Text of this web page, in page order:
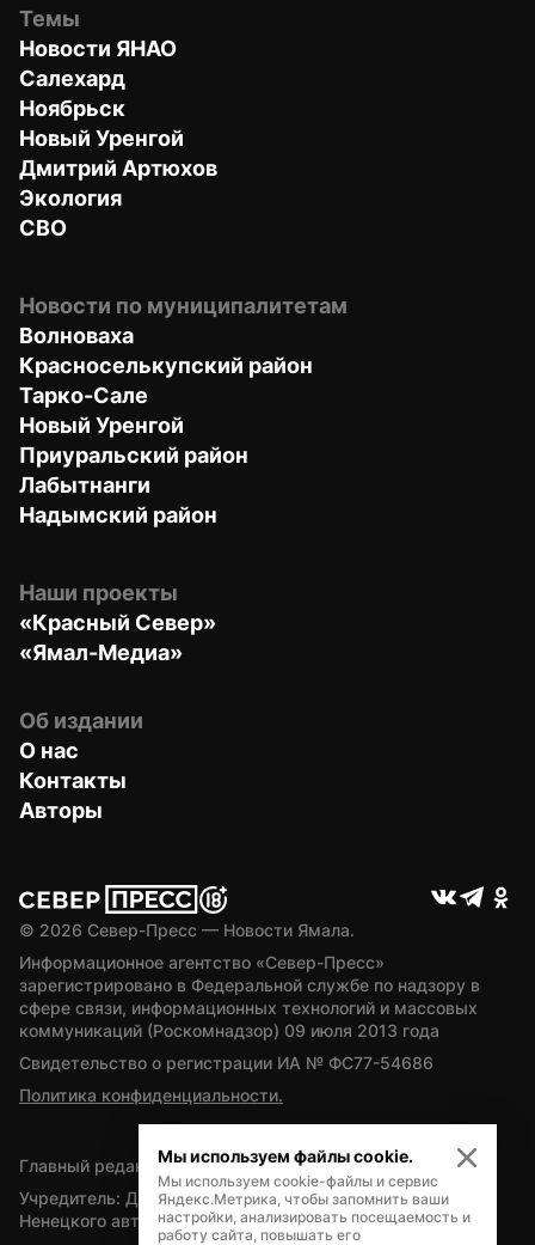
Темы
Новости ЯНАО
Салехард
Ноябрьск
Новый Уренгой
Дмитрий Артюхов
Экология
СВО
Новости по муниципалитетам
Волноваха
Красноселькупский район
Тарко-Сале
Новый Уренгой
Приуральский район
Лабытнанги
Надымский район
Наши проекты
«Красный Север»
«Ямал-Медиа»
Об издании
О нас
Контакты
Авторы
© 2026 Север-Пресс — Новости Ямала.
Информационное агентство «Север-Пресс»
зарегистрировано в Федеральной службе по надзору в
сфере связи, информационных технологий и массовых
коммуникаций (Роскомнадзор) 09 июля 2013 года
Свидетельство о регистрации ИА № ФС77-54686
Политика конфиденциальности.
Главный редактор — А.Л. Поздеев
Учредитель: Департамент внутренней политики Ямало-
Ненецкого автономного округа
Мы используем файлы cookie.
Мы используем cookie-файлы и сервис
Яндекс.Метрика, чтобы запомнить ваши
настройки, анализировать посещаемость и
работу сайта, повышать его